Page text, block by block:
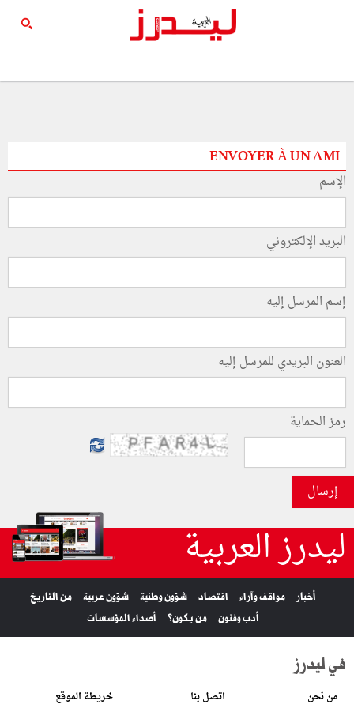
ENVOYER À UN AMI
الإسم
البريد الإلكتروني
إسم المرسل إليه
العنون البريدي للمرسل إليه
رمز الحماية
إرسال
ليدرز العربية
أخبار مواقف وآراء اقتصاد شؤون وطنية شؤون عربية
من التاريخ
أدب وفنون
من يكون؟ أصداء المؤسسات
في ليدرز
من نحن اتصل بنا خريطة الموقع